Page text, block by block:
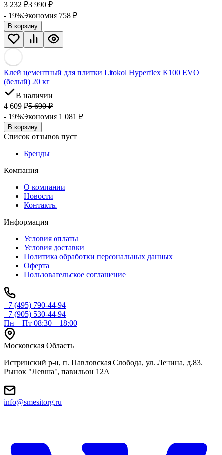
3 232 ₽3 990 ₽
- 19%Экономия 758 ₽
В корзину
Клей цементный для плитки Litokol Hyperflex K100 EVO
(белый) 20 кг
В наличии
4 609 ₽5 690 ₽
- 19%Экономия 1 081 ₽
В корзину
Список отзывов пуст
Бренды
Компания
О компании
Новости
Контакты
Информация
Условия оплаты
Условия доставки
Политика обработки персональных данных
Оферта
Пользовательское соглашение
+7 (495) 790-44-94
+7 (905) 530-44-94
Пн—Пт 08:30—18:00
Московская Область
Истринский р-н, п. Павловская Слобода, ул. Ленина, д.83.
Рынок "Левша", павильон 12A
info@smesitorg.ru